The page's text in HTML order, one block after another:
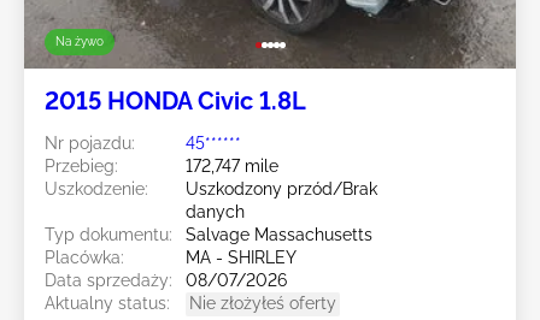
Na żywo
2015 HONDA Civic 1.8L
Nr pojazdu:
45******
Przebieg:
172,747 mile
Uszkodzenie:
Uszkodzony przód/Brak
danych
Typ dokumentu:
Salvage Massachusetts
Placówka:
MA - SHIRLEY
Data sprzedaży:
08/07/2026
Aktualny status:
Nie złożyłeś oferty